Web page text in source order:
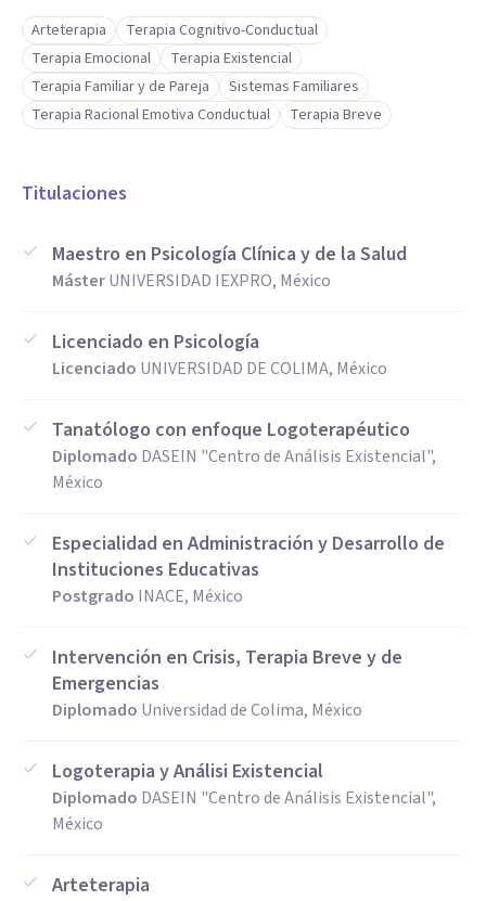
Arteterapia
Terapia Cognitivo-Conductual
Terapia Emocional
Terapia Existencial
Terapia Familiar y de Pareja
Sistemas Familiares
Terapia Racional Emotiva Conductual
Terapia Breve
Titulaciones
Maestro en Psicología Clínica y de la Salud
MásterUNIVERSIDAD IEXPRO, México
Licenciado en Psicología
Licenciado UNIVERSIDAD DE COLIMA, México
Tanatólogo con enfoque Logoterapéutico
Diplomado DASEIN "Centro de Análisis Existencial",
México
Especialidad en Administración y Desarrollo de
Instituciones Educativas
Postgrado INACE, México
Intervención en Crisis, Terapia Breve y de
Emergencias
Diplomado Universidad de Colima, México
Logoterapia y Análisi Existencial
Diplomado DASEIN "Centro de Análisis Existencial",
México
Arteterapia